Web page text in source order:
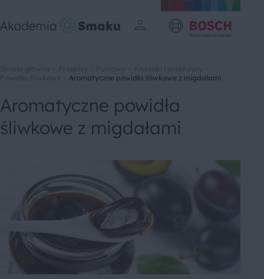
Aromatyczne powidła śliwkowe z migdałami
Aromatyczne powidła
śliwkowe z migdałami